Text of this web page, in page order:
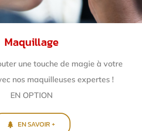
Maquillage
une touche de magie à votre
nos maquilleuses expertes !
EN OPTION
EN SAVOIR +